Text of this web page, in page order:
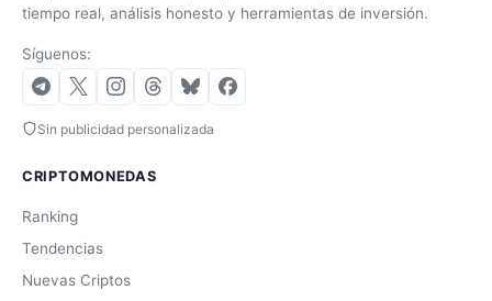
tiempo real, análisis honesto y herramientas de inversión.
Síguenos:
Sin publicidad personalizada
CRIPTOMONEDAS
Ranking
Tendencias
Nuevas Criptos